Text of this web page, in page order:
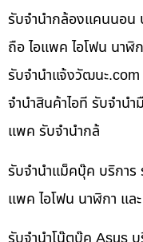
รับจำนำกล้องแคนนอน
ถือ ไอแพค ไอโฟน นาฬิ
รับจํานําแจ้งวัฒนะ
จำนำสินค้าไอที รับจำน
แพค รับจำนำกล้
รับจำนำแม็คบุ๊ค บริการ
แพค ไอโฟน นาฬิกา แล